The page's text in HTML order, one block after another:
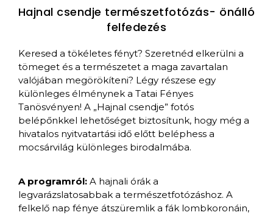
Hajnal csendje természetfotózás- önálló
felfedezés
Keresed a tökéletes fényt? Szeretnéd elkerülni a
tömeget és a természetet a maga zavartalan
valójában megörökíteni? Légy részese egy
különleges élménynek a Tatai Fényes
Tanösvényen! A „Hajnal csendje” fotós
belépőnkkel lehetőséget biztosítunk, hogy még a
hivatalos nyitvatartási idő előtt beléphess a
mocsárvilág különleges birodalmába.
A programról: A hajnali órák a
legvarázslatosabbak a természetfotózáshoz. A
felkelő nap fénye átszüremlik a fák lombkoronáin,